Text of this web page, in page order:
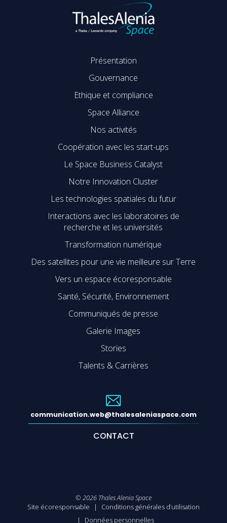
Présentation
Gouvernance
Ethique et compliance
Space Alliance
Nos activités
Coopération avec les start-ups
Le Space Business Catalyst
Notre Innovation Cluster
Les technologies spatiales du futur
Interactions avec les laboratoires de
recherche et les universités
Transformation numérique
Des satellites pour une vie meilleure sur Terre
Vers un espace écoresponsable
Santé, Sécurité, Environnement
Communiqués de presse
Galerie Images
Stories
Talents & Carrières
communication.web@thalesaleniaspace.com
CONTACT
© 2026 Thales Alenia Space
Site écoresponsable
Conditions générales d’utilisation
Données personnelles